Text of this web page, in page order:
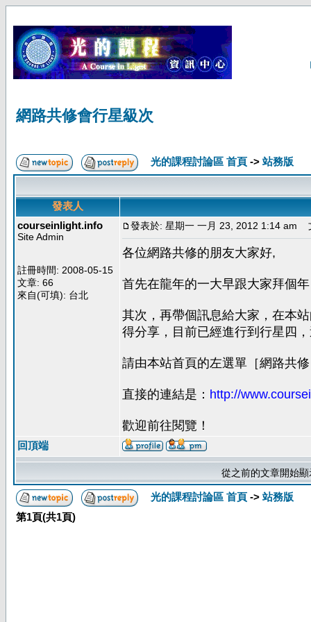
網路共修會行星級次
光的課程討論區 首頁 ->站務版
發表人
courseinlight.info
Site Admin
註冊時間: 2008-05-15
文章: 66
來自(可填): 台北
發表於: 星期一 一月 23, 2012 1:14 am
各位網路共修的朋友大家好,
首先在龍年的一大早跟大家拜個
其次，再帶個訊息給大家，在本
得分享，目前已經進行到行星四
請由本站首頁的左選單［網路共
直接的連結是： http://
歡迎前往閱覽！
回頂端
從之前的文章開始
光的課程討論區 首頁 ->站務版
第1頁(共1頁)